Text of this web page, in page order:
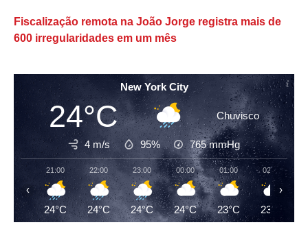
Fiscalização remota na João Jorge registra mais de
600 irregularidades em um mês
New York City
24°C Chuvisco
4 m/s 95% 765mmHg
21:00
24°C
22:00
24°C
23:00
24°C
00:00
24°C
01:00
23°C
02:00
23°C
‹ ›